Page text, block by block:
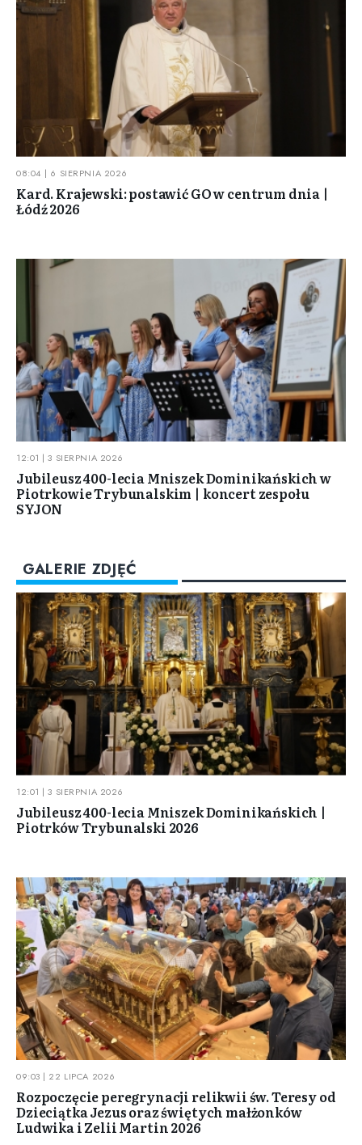
08:04 | 6 SIERPNIA 2026
Kard. Krajewski: postawić GO w centrum dnia |
Łódź 2026
12:01 | 3 SIERPNIA 2026
Jubileusz 400-lecia Mniszek Dominikańskich w
Piotrkowie Trybunalskim | koncert zespołu
SYJON
GALERIE ZDJĘĆ
12:01 | 3 SIERPNIA 2026
Jubileusz 400-lecia Mniszek Dominikańskich |
Piotrków Trybunalski 2026
09:03 | 22 LIPCA 2026
Rozpoczęcie peregrynacji relikwii św. Teresy od
Dzieciątka Jezus oraz świętych małżonków
Ludwika i Zelii Martin 2026